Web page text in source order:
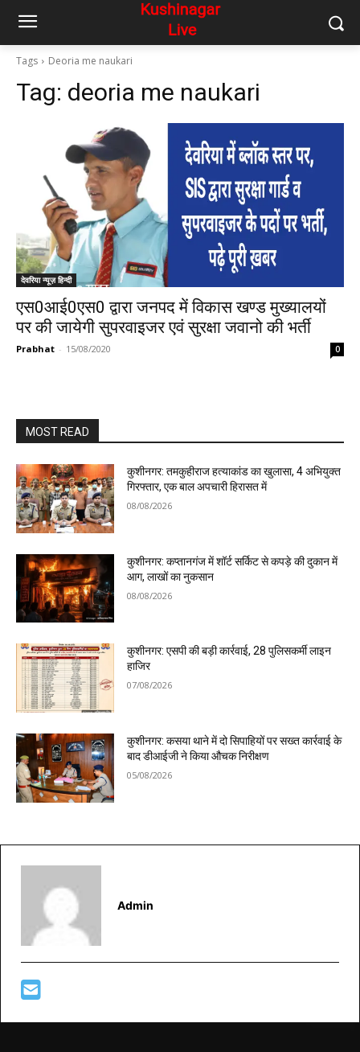
Tags Deoria me naukari
Tag: deoria me naukari
देवरिया न्यूज़ हिन्दी
एस0आई0एस0 द्वारा जनपद में विकास खण्ड मुख्यालयों
पर की जायेगी सुपरवाइजर एवं सुरक्षा जवानो की भर्ती
Prabhat - 15/08/2020 0
MOST READ
कुशीनगर: तमकुहीराज हत्याकांड का खुलासा, 4 अभियुक्त
गिरफ्तार, एक बाल अपचारी हिरासत में
08/08/2026
कुशीनगर: कप्तानगंज में शॉर्ट सर्किट से कपड़े की दुकान में
आग, लाखों का नुकसान
08/08/2026
कुशीनगर: एसपी की बड़ी कार्रवाई, 28 पुलिसकर्मी लाइन
हाजिर
07/08/2026
कुशीनगर: कसया थाने में दो सिपाहियों पर सख्त कार्रवाई के
बाद डीआईजी ने किया औचक निरीक्षण
05/08/2026
Admin